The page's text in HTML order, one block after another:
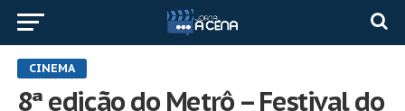
CINEMA
8ª edição do Metrô – Festival do